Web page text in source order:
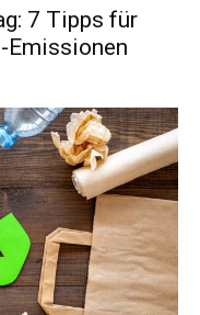
7 Tipps für
Emissionen